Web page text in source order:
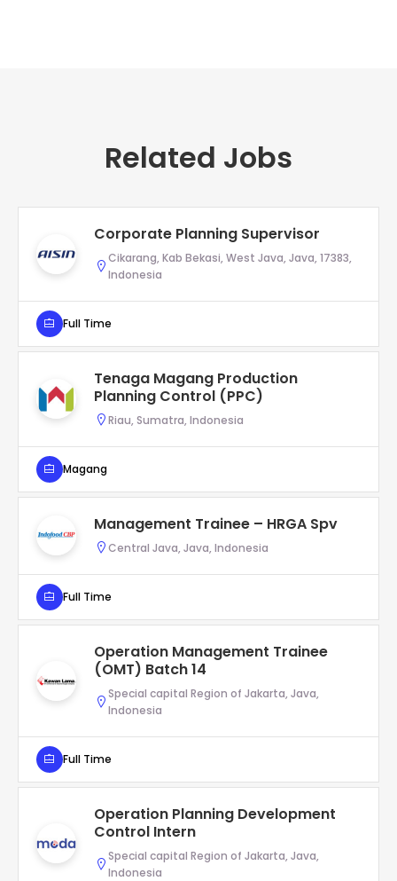
Related Jobs
Corporate Planning Supervisor
Cikarang, Kab Bekasi, West Java, Java, 17383,
Indonesia
Full Time
Tenaga Magang Production
Planning Control (PPC)
Riau, Sumatra, Indonesia
Magang
Management Trainee – HRGA Spv
Central Java, Java, Indonesia
Full Time
Operation Management Trainee
(OMT) Batch 14
Special capital Region of Jakarta, Java,
Indonesia
Full Time
Operation Planning Development
Control Intern
Special capital Region of Jakarta, Java,
Indonesia